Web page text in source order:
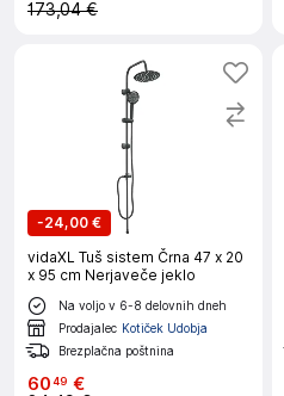
173,04 €
-24,00 €
vidaXL Tuš sistem Črna 47 x 20
x 95 cm Nerjaveče jeklo
Na voljo v 6-8 delovnih dneh
Prodajalec Kotiček Udobja
Brezplačna poštnina
6049 €